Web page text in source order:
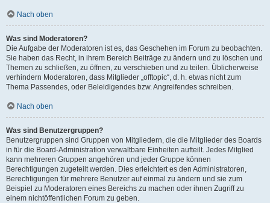
Nach oben
Was sind Moderatoren?
Die Aufgabe der Moderatoren ist es, das Geschehen im Forum zu beobachten.
Sie haben das Recht, in ihrem Bereich Beiträge zu ändern und zu löschen und
Themen zu schließen, zu öffnen, zu verschieben und zu teilen. Üblicherweise
verhindern Moderatoren, dass Mitglieder „offtopic“, d. h. etwas nicht zum
Thema Passendes, oder Beleidigendes bzw. Angreifendes schreiben.
Nach oben
Was sind Benutzergruppen?
Benutzergruppen sind Gruppen von Mitgliedern, die die Mitglieder des Boards
in für die Board-Administration verwaltbare Einheiten aufteilt. Jedes Mitglied
kann mehreren Gruppen angehören und jeder Gruppe können
Berechtigungen zugeteilt werden. Dies erleichtert es den Administratoren,
Berechtigungen für mehrere Benutzer auf einmal zu ändern und sie zum
Beispiel zu Moderatoren eines Bereichs zu machen oder ihnen Zugriff zu
einem nichtöffentlichen Forum zu geben.